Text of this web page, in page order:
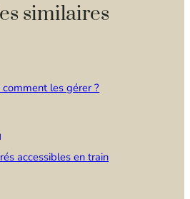
similaires
les gérer ?
accessibles en train